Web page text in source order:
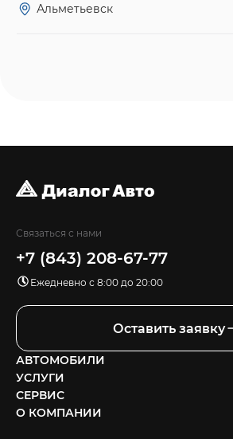
Альметьевск
Связаться с нами
+7 (843) 208-67-77
Ежедневно с 8:00 до 20:00
Оставить заявку
АВТОМОБИЛИ
УСЛУГИ
СЕРВИС
О КОМПАНИИ